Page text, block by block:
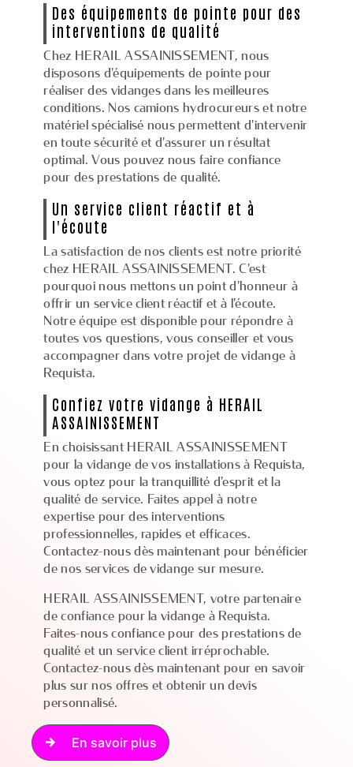
Des équipements de pointe pour des
interventions de qualité
Chez HERAIL ASSAINISSEMENT, nous
disposons d'équipements de pointe pour
réaliser des vidanges dans les meilleures
conditions. Nos camions hydrocureurs et notre
matériel spécialisé nous permettent d'intervenir
en toute sécurité et d'assurer un résultat
optimal. Vous pouvez nous faire confiance
pour des prestations de qualité.
Un service client réactif et à
l'écoute
La satisfaction de nos clients est notre priorité
chez HERAIL ASSAINISSEMENT. C'est
pourquoi nous mettons un point d'honneur à
offrir un service client réactif et à l'écoute.
Notre équipe est disponible pour répondre à
toutes vos questions, vous conseiller et vous
accompagner dans votre projet de vidange à
Requista.
Confiez votre vidange à HERAIL
ASSAINISSEMENT
En choisissant HERAIL ASSAINISSEMENT
pour la vidange de vos installations à Requista,
vous optez pour la tranquillité d'esprit et la
qualité de service. Faites appel à notre
expertise pour des interventions
professionnelles, rapides et efficaces.
Contactez-nous dès maintenant pour bénéficier
de nos services de vidange sur mesure.
HERAIL ASSAINISSEMENT, votre partenaire
de confiance pour la vidange à Requista.
Faites-nous confiance pour des prestations de
qualité et un service client irréprochable.
Contactez-nous dès maintenant pour en savoir
plus sur nos offres et obtenir un devis
personnalisé.
En savoir plus